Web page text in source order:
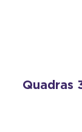
Quadras